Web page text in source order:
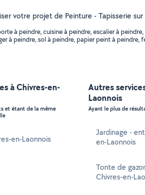
votre projet de Peinture - Tapisserie
à peindre, cuisine à peindre, escalier à
à peindre, sol à peindre, papier peint à
à Chivres-en-
et étant de la même
en-Laonnois
Autres
Laonnois
Ayant le plus de
Jardinage -
en-Laonnois
Tonte de
Chivres-en-